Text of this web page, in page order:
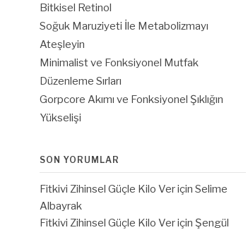
Bitkisel Retinol
Soğuk Maruziyeti İle Metabolizmayı
Ateşleyin
Minimalist ve Fonksiyonel Mutfak
Düzenleme Sırları
Gorpcore Akımı ve Fonksiyonel Şıklığın
Yükselişi
SON YORUMLAR
Fitkivi Zihinsel Güçle Kilo Veriçin Selime
Albayrak
Fitkivi Zihinsel Güçle Kilo Veriçin Şengül